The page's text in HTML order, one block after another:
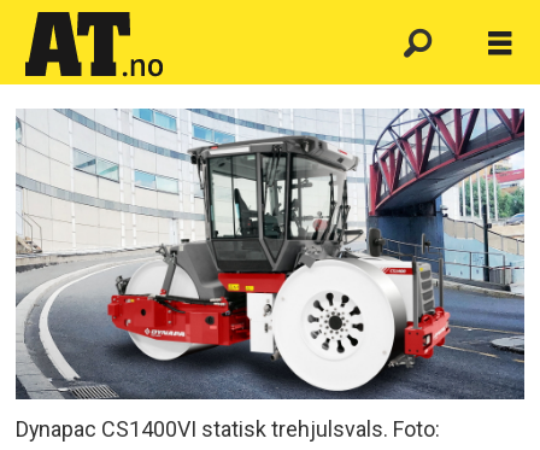
Dynapac CS1400VI statisk trehjulsvals. Foto: